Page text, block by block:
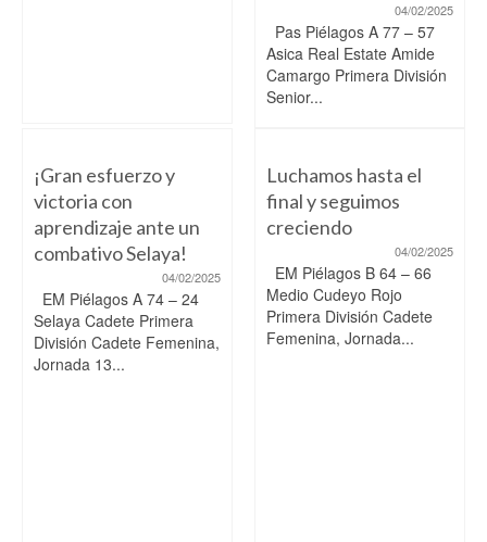
04/02/2025
Pas Piélagos A 77 – 57
Asica Real Estate Amide
Camargo Primera División
Senior...
¡Gran esfuerzo y
victoria con
aprendizaje ante un
combativo Selaya!
04/02/2025
EM Piélagos A 74 – 24
Selaya Cadete Primera
División Cadete Femenina,
Jornada 13...
Luchamos hasta el
final y seguimos
creciendo
04/02/2025
EM Piélagos B 64 – 66
Medio Cudeyo Rojo
Primera División Cadete
Femenina, Jornada...